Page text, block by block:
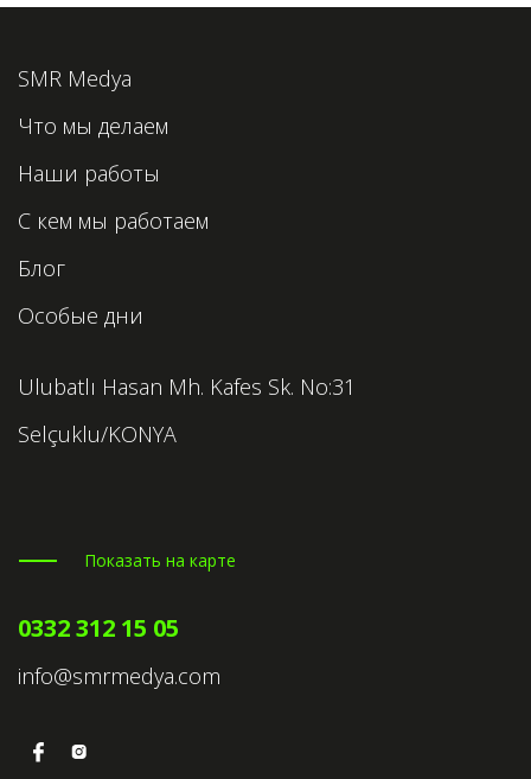
SMR Medya
Что мы делаем
Наши работы
С кем мы работаем
Блог
Особые дни
Ulubatlı Hasan Mh. Kafes Sk. No:31
Selçuklu/KONYA
Показать на карте
0332 312 15 05
info@smrmedya.com